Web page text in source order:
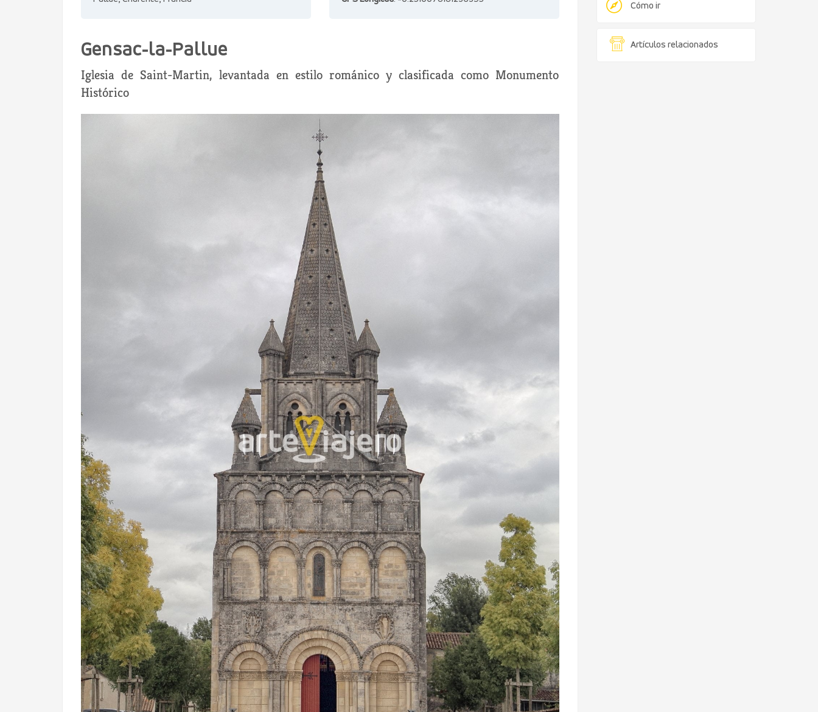
Cómo ir
Artículos relacionados
Gensac-la-Pallue
Iglesia de Saint-Martin, levantada en estilo románico y clasificada como Monumento
Histórico